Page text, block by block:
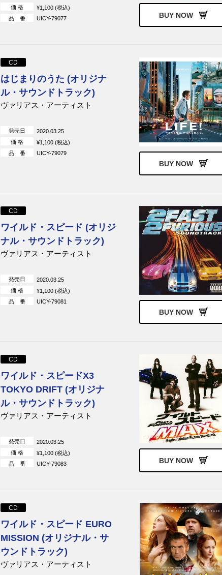
価 格
¥1,100 (税込)
品 番
UICY-79077 BUY NOW
CD
はじまりのうた (オリジナ
ル・サウンドトラック)
ヴァリアス・アーティスト
発売日
2020.03.25
価 格
¥1,100 (税込)
品 番
UICY-79079
BUY NOW
CD
ワイルド・スピード (オリジ
ナル・サウンドトラック)
ヴァリアス・アーティスト
発売日
2020.03.25
価 格
¥1,100 (税込)
品 番
UICY-79081
BUY NOW
CD
ワイルド・スピードX3
TOKYO DRIFT (オリジナ
ル・サウンドトラック)
ヴァリアス・アーティスト
発売日
2020.03.25
価 格
¥1,100 (税込)
品 番
UICY-79083 BUY NOW
CD
ワイルド・スピード EURO
MISSION (オリジナル・サ
ウンドトラック)
ヴァリアス・アーティスト